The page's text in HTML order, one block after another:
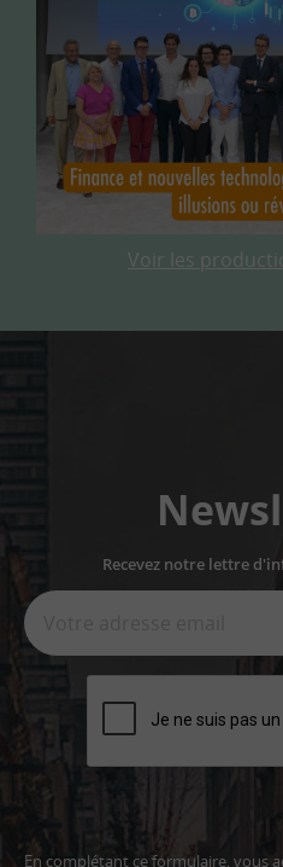
Voir les
Recevez notre lettre
En complétant ce formulaire, vous